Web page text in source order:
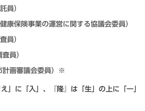
員）
康保険事業の運営に関する協議会委員）
員）
員）
計画審議会委員）※
に「入」、『隆』は「生」の上に「一」